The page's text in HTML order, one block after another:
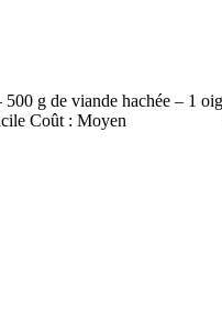
g de viande hachée – 1
Facile Coût : Moyen